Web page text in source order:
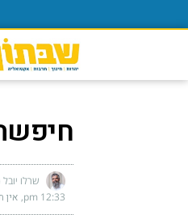
שרלו
12:33 pm אין